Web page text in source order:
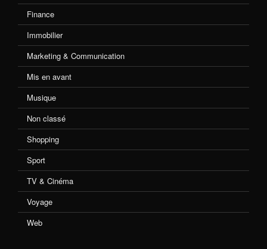
Finance
Immobilier
Marketing & Communication
Mis en avant
Musique
Non classé
Shopping
Sport
TV & Cinéma
Voyage
Web